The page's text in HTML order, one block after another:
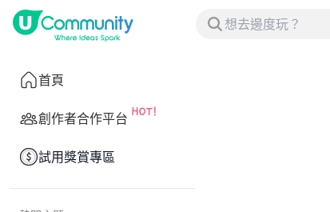
首頁
創作者合作平台
試用獎賞專區